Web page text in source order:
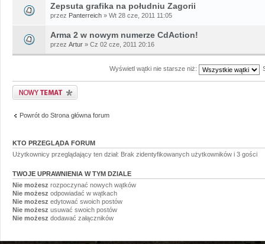
Zepsuta grafika na południu Zagorii
przez Panterreich » Wt 28 cze, 2011 11:05
Arma 2 w nowym numerze CdAction!
przez Artur » Cz 02 cze, 2011 20:16
Wyświetl wątki nie starsze niż:
Napisz wątek
Powrót do Strona główna forum
KTO PRZEGLĄDA FORUM
Użytkownicy przeglądający ten dział: Brak zidentyfikowanych użytkowników i 3 gości
TWOJE UPRAWNIENIA W TYM DZIALE
Nie możesz rozpoczynać nowych wątków
Nie możesz odpowiadać w wątkach
Nie możesz edytować swoich postów
Nie możesz usuwać swoich postów
Nie możesz dodawać załączników